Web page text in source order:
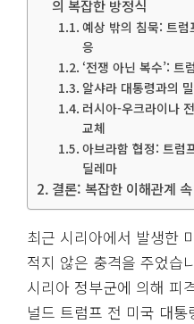
의 복잡한 방정식
예상 밖의 침묵: 트
응
‘전쟁 아닌 복수’: 트
알샤라 대통령과의
러시아-우크라이나
교체
아브라함 협정: 트럼
딜레마
결론: 복잡한 이해관계
최근 시리아에서 발생한
적지 않은 충격을 주었습
시리아 정부군에 의해 피
널드 트럼프 전 미국 대